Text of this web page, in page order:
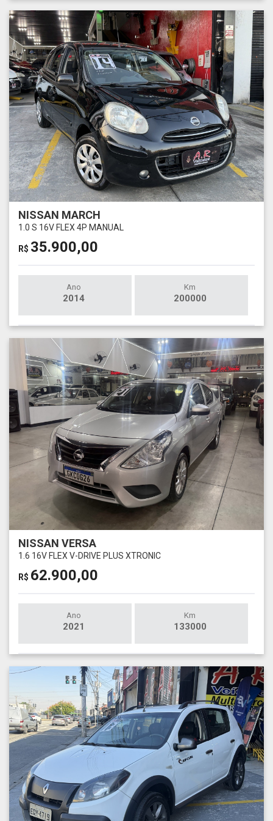
NISSAN MARCH
1.0 S 16V FLEX 4P MANUAL
R$ 35.900,00
Ano
2014
Km
200000
NISSAN VERSA
1.6 16V FLEX V-DRIVE PLUS XTRONIC
R$ 62.900,00
Ano
2021
Km
133000